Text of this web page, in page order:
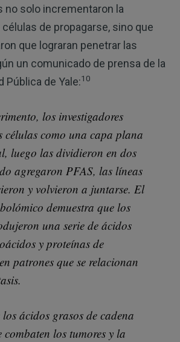
no solo incrementaron la
de propagarse, sino que
que lograran penetrar las
un comunicado de prensa de la
Pública de Yale:10
los investigadores
células como una capa plana
luego las dividieron en dos
agregaron PFAS, las líneas
y volvieron a juntarse. El
demuestra que los
una serie de ácidos
y proteínas de
patrones que se relacionan
ácidos grasos de cadena
combaten los tumores y la